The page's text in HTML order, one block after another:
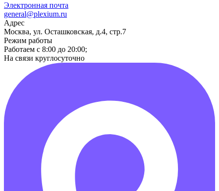
Электронная почта
general@plexium.ru
Адрес
Москва, ул. Осташковская, д.4, стр.7
Режим работы
Работаем с 8:00 до 20:00;
На связи круглосуточно